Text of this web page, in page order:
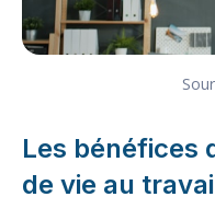
Les bénéfices
de vie au